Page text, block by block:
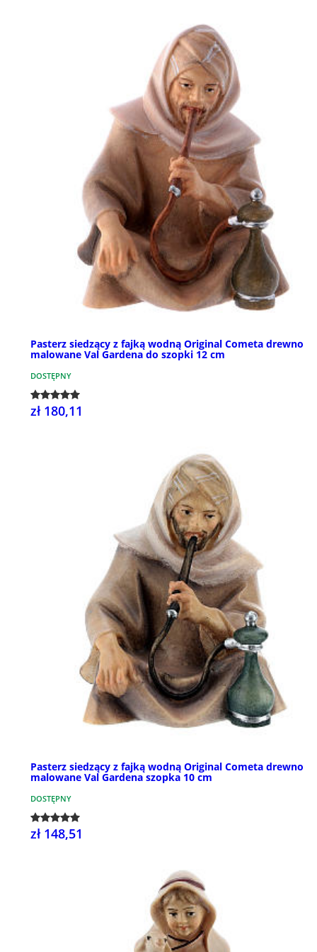
Pasterz siedzący z fajką wodną Original Cometa drewno
malowane Val Gardena do szopki 12 cm
DOSTĘPNY
zł 180,11
Pasterz siedzący z fajką wodną Original Cometa drewno
malowane Val Gardena szopka 10 cm
DOSTĘPNY
zł 148,51